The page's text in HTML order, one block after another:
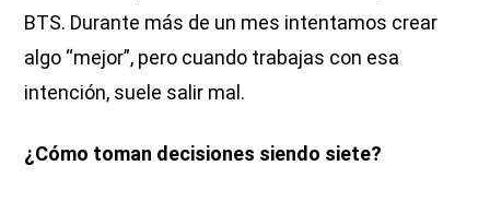
BTS. Durante más de un mes intentamos crear
algo “mejor”, pero cuando trabajas con esa
intención, suele salir mal.
¿Cómo toman decisiones siendo siete?